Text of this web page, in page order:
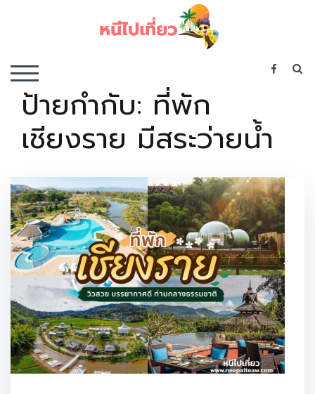
TOGGLE MOBILE MENU
ป้ายกำกับ: ที่พัก
เชียงราย มีสระว่ายน้ำ